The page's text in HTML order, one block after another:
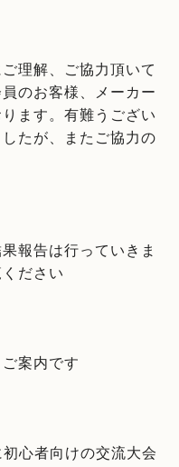
理解、ご協力頂いて
のお客様、メーカー
ます。有難うござい
たが、またご協力の
報告は行っていきま
ださい
案内です
心者向けの交流大会